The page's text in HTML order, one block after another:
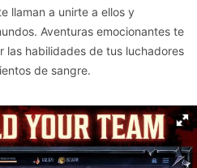
llaman a unirte a ellos y
Aventuras emocionantes te
las habilidades de tus luchadores
de sangre.